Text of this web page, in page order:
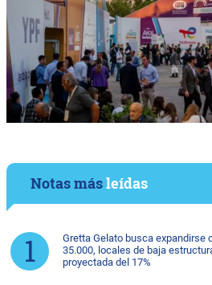
Notas másleídas
Gretta Gelato busca expandirse
35.000, locales de baja
proyectada del 17%